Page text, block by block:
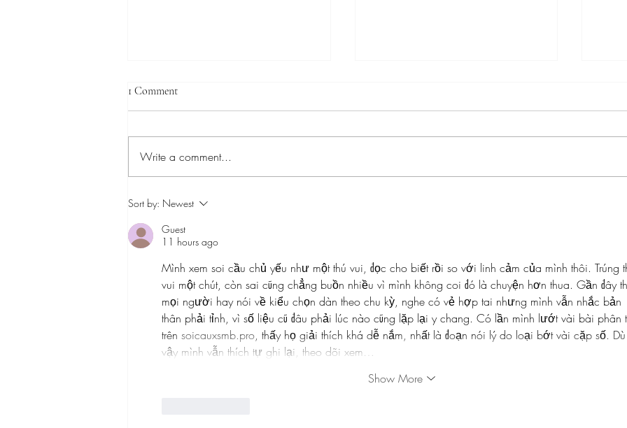
The real reason Britain stopped
having babies | CapX
1 Comment
Write a comment...
Sort by: Newest
Guest
11 hours ago
Mình xem soi cầu chủ yếu như một thú vui, đọc cho biết rồi so với linh cảm của mình thôi. Trúng
vui một chút, còn sai cũng chẳng buồn nhiều vì mình không coi đó là chuyện hơn thua. Gần đây
mọi người hay nói về kiểu chọn dàn theo chu kỳ, nghe có vẻ hợp tai nhưng mình vẫn nhắc bản
thân phải tỉnh, vì số liệu cũ đâu phải lúc nào cũng lặp lại y chang. Có lần mình lướt vài bài phân
trên soicauxsmb.pro, thấy họ giải thích khá dễ nắm, nhất là đoạn nói lý do loại bớt vài cặp số. Dù
vậy mình vẫn thích tự ghi lại, theo dõi xem…
Show More